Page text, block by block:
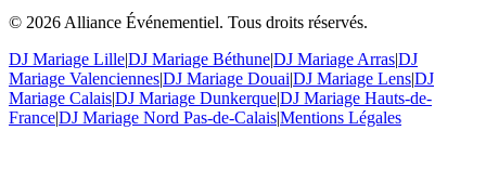
© 2026 Alliance Événementiel. Tous droits réservés.
DJ Mariage Lille|DJ Mariage Béthune|DJ Mariage Arras|DJ
Mariage Valenciennes|DJ Mariage Douai|DJ Mariage Lens|DJ
Mariage Calais|DJ Mariage Dunkerque|DJ Mariage Hauts-de-
France|DJ Mariage Nord Pas-de-Calais|Mentions Légales